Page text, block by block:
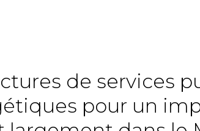
de services
pour un